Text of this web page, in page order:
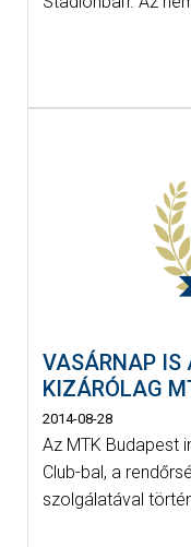
VASÁRNAP IS
KIZÁRÓLAG
2014-08-28
Az MTK Budapest
Club-bal, a
szolgálatával